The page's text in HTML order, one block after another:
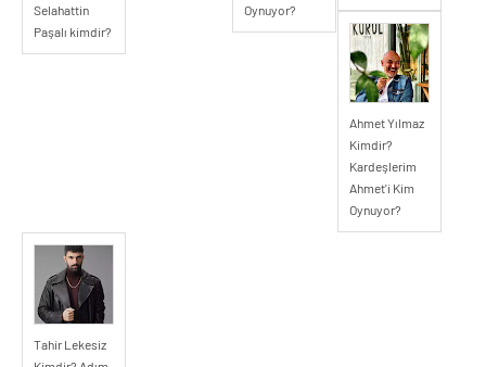
Selahattin
Paşalı kimdir?
Oynuyor?
Ahmet Yılmaz
Kimdir?
Kardeşlerim
Ahmet'i Kim
Oynuyor?
Tahir Lekesiz